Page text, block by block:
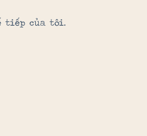
tiếp của tôi.